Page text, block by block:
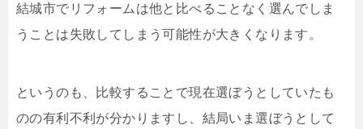
結城市でリフォームは他と比べることなく選んでしま
うことは失敗してしまう可能性が大きくなります。
というのも、比較することで現在選ぼうとしていたも
のの有利不利が分かりますし、結局いま選ぼうとして